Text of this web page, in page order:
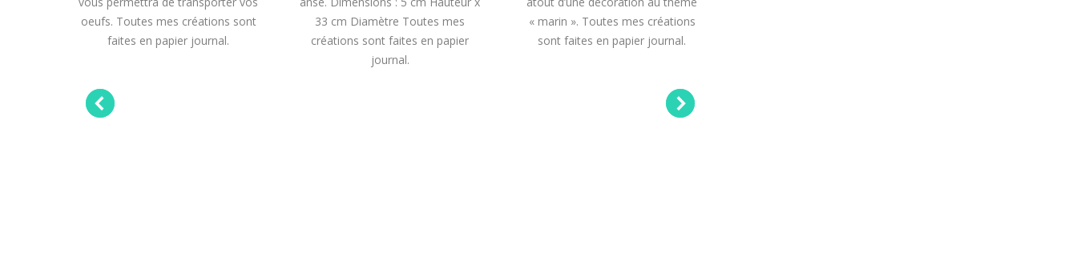
oeufs. Toutes mes créations sont
faites en papier journal.
33 cm Diamètre Toutes mes
créations sont faites en papier
journal.
« marin ». Toutes mes créations
sont faites en papier journal.